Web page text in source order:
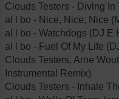
Clouds Testers - Diving
al l bo - Nice, Nice, Nice
al l bo - Watchdogs (DJ E
al l bo - Fuel Of My Life
Clouds Testers, Arne
Instrumental Remix)
Clouds Testers - Inhale